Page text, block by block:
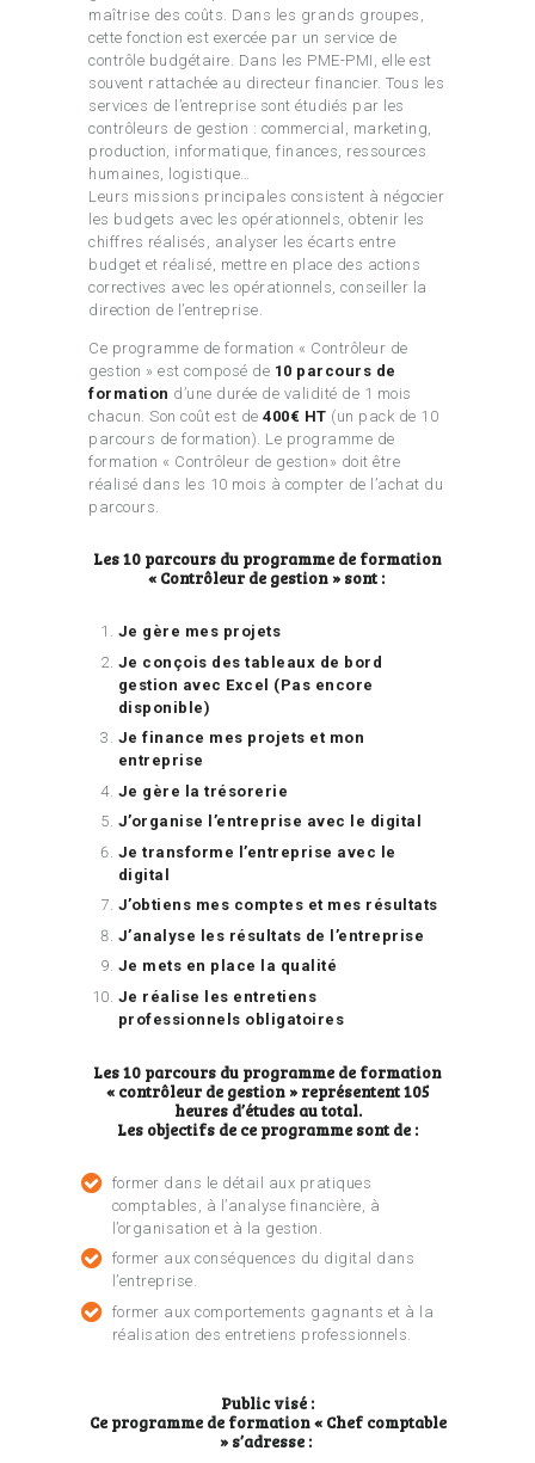
maîtrise des coûts. Dans les grands groupes,
cette fonction est exercée par un service de
contrôle budgétaire. Dans les PME-PMI, elle est
souvent rattachée au directeur financier. Tous les
services de l’entreprise sont étudiés par les
contrôleurs de gestion : commercial, marketing,
production, informatique, finances, ressources
humaines, logistique…
Leurs missions principales consistent à négocier
les budgets avec les opérationnels, obtenir les
chiffres réalisés, analyser les écarts entre
budget et réalisé, mettre en place des actions
correctives avec les opérationnels, conseiller la
direction de l’entreprise.
Ce programme de formation « Contrôleur de
gestion » est composé de 10 parcours de
formation d’une durée de validité de 1 mois
chacun. Son coût est de 400€ HT (un pack de 10
parcours de formation). Le programme de
formation « Contrôleur de gestion» doit être
réalisé dans les 10 mois à compter de l’achat du
parcours.
Les 10 parcours du programme de formation
« Contrôleur de gestion » sont :
Je gère mes projets
Je conçois des tableaux de bord
gestion avec Excel (Pas encore
disponible)
Je finance mes projets et mon
entreprise
Je gère la trésorerie
J’organise l’entreprise avec le digital
Je transforme l’entreprise avec le
digital
J’obtiens mes comptes et mes résultats
J’analyse les résultats de l’entreprise
Je mets en place la qualité
Je réalise les entretiens
professionnels obligatoires
Les 10 parcours du programme de formation
« contrôleur de gestion » représentent 105
heures d’études au total.
Les objectifs de ce programme sont de :
former dans le détail aux pratiques
comptables, à l’analyse financière, à
l’organisation et à la gestion.
former aux conséquences du digital dans
l’entreprise.
former aux comportements gagnants et à la
réalisation des entretiens professionnels.
Public visé :
Ce programme de formation « Chef comptable
» s’adresse :